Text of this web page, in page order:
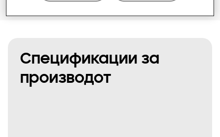
Спецификации за
производот